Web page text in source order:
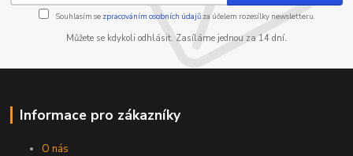
Souhlasím se zpracováním osobních údajůza účelem rozesílky newsletteru.
Můžete se kdykoli odhlásit. Zasíláme jednou za 14 dní.
Informace pro zákazníky
O nás